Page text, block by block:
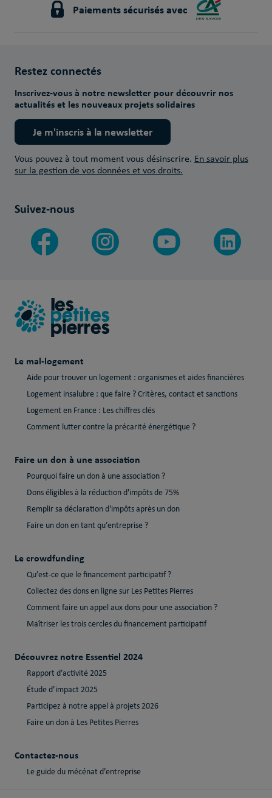
Paiements sécurisés avec
Restez connectés
Inscrivez-vous à notre newsletter pour découvrir nos
actualités et les nouveaux projets solidaires
Je m'inscris à la newsletter
Vous pouvez à tout moment vous désinscrire. En savoir plus
sur la gestion de vos données et vos droits.
Suivez-nous
Le mal-logement
Aide pour trouver un logement : organismes et aides financières
Logement insalubre : que faire ? Critères, contact et sanctions
Logement en France : Les chiffres clés
Comment lutter contre la précarité énergétique ?
Faire un don à une association
Pourquoi faire un don à une association ?
Dons éligibles à la réduction d'impôts de 75%
Remplir sa déclaration d'impôts après un don
Faire un don en tant qu’entreprise ?
Le crowdfunding
Qu’est-ce que le financement participatif ?
Collectez des dons en ligne sur Les Petites Pierres
Comment faire un appel aux dons pour une association ?
Maîtriser les trois cercles du financement participatif
Découvrez notre Essentiel 2024
Rapport d’activité 2025
Étude d’impact 2025
Participez à notre appel à projets 2026
Faire un don à Les Petites Pierres
Contactez-nous
Le guide du mécénat d’entreprise